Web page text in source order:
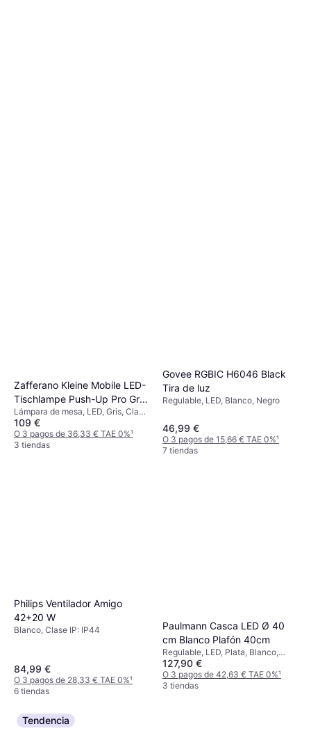
Zafferano Kleine Mobile LED-
Tischlampe Push-Up Pro Gris
Oscuro Lámpara de mesa
Lámpara de mesa, LED, Gris, Clase
IP: IP20
109 €
O 3 pagos de 36,33 € TAE 0%¹
3 tiendas
Govee RGBIC H6046 Black
Tira de luz
Regulable, LED, Blanco, Negro
46,99 €
O 3 pagos de 15,66 € TAE 0%¹
7 tiendas
Philips Ventilador Amigo
42+20 W
Blanco, Clase IP: IP44
84,99 €
O 3 pagos de 28,33 € TAE 0%¹
6 tiendas
Paulmann Casca LED Ø 40
cm Blanco Plafón 40cm
Regulable, LED, Plata, Blanco,
Negro, Metal, Clase IP: IP20
127,90 €
O 3 pagos de 42,63 € TAE 0%¹
3 tiendas
Tendencia